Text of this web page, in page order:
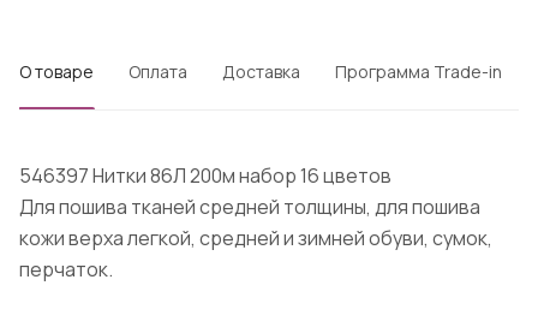
О товаре Оплата Доставка Программа Trade-in
546397 Нитки 86Л 200м набор 16 цветов
Для пошива тканей средней толщины, для пошива
кожи верха легкой, средней и зимней обуви, сумок,
перчаток.